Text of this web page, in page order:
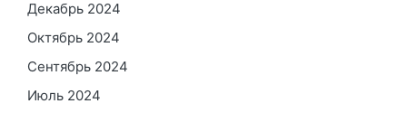
Декабрь 2024
Октябрь 2024
Сентябрь 2024
Июль 2024